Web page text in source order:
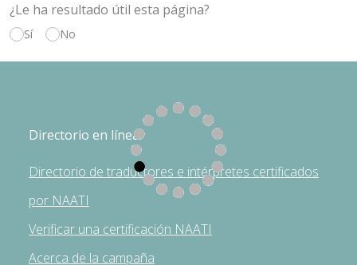
¿Le ha resultado útil esta página?
Sí No
Directorio en línea
Directorio de traductores e intérpretes certificados
por NAATI
Verificar una certificación NAATI
Acerca de la campaña